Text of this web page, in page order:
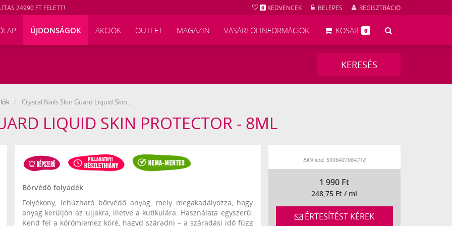
24990 FT FELETT! 0 KEDVENCEK BELÉPÉS REGISZTRÁCIÓ
ÚJDONSÁGOK AKCIÓK OUTLET MAGAZIN VÁSÁRLÓI INFORMÁCIÓK KOSÁR 0
KERESÉS
Crystal Nails Skin Guard Liquid Skin...
LIQUID SKIN PROTECTOR - 8ML
Bőrvédő folyadék
Folyékony, lehúzható bőrvédő anyag, mely megakadályozza, hogy
anyag kerüljön az ujjakra, illetve a kutikulára. Használata egyszerű:
Kend fel a körömlemez köré, hagyd száradni – a száradási idő függ
EAN kód: 5996487064718
1 990 Ft
248,75 Ft / ml
ÉRTESÍTÉST KÉREK